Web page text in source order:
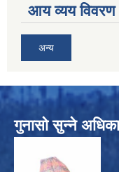
आय व्यय विवरण
अन्य
गुनासो सुन्ने